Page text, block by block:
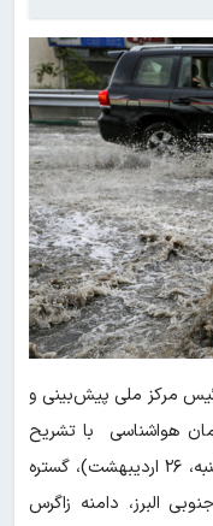
مرکز ملی پیش‌بینی و
هواشناسی با تشریح
آخرین وضعیت جوی کشور گفت: امروز (شنبه، ۲۶ اردیبهشت)، گستره
البرز، دامنه زاگرس